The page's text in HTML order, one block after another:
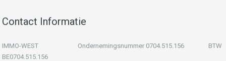
Contact Informatie
IMMO-WEST Ondernemingsnummer 0704.515.156 BTW
BE0704.515.156